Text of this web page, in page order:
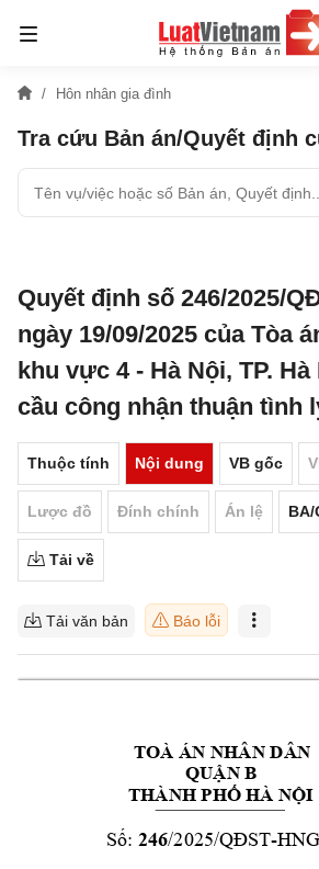
Hôn nhân gia đình
Tra cứu Bản án/Quyết định
Quyết định số 246/2025/
ngày 19/09/2025 của Tòa
khu vực 4 - Hà Nội, TP. Hà
cầu công nhận thuận tình
Thuộc tính Nội dung VB gốc
Lược đồ Đính chính Án lệ
Tải về
Tải văn bản Báo lỗi
TOÀ ÁN NHÂN DÂN
QUẬN B
THÀNH PHỐ HÀ NỘI
Số: 246/2025/QĐST-